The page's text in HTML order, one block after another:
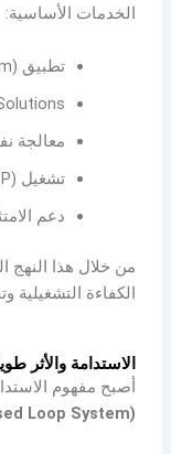
الخدمات الأساسية:
تطبيق Pitless Drilling (Closed Loop System)
معالجة
تشغيل Mobile Effluent Treatment Plant (ETP)
دعم
من خلال هذا النهج
الكفاءة التشغيلية
الاستدامة والأثر
أصبح مفهوم
Loop System)